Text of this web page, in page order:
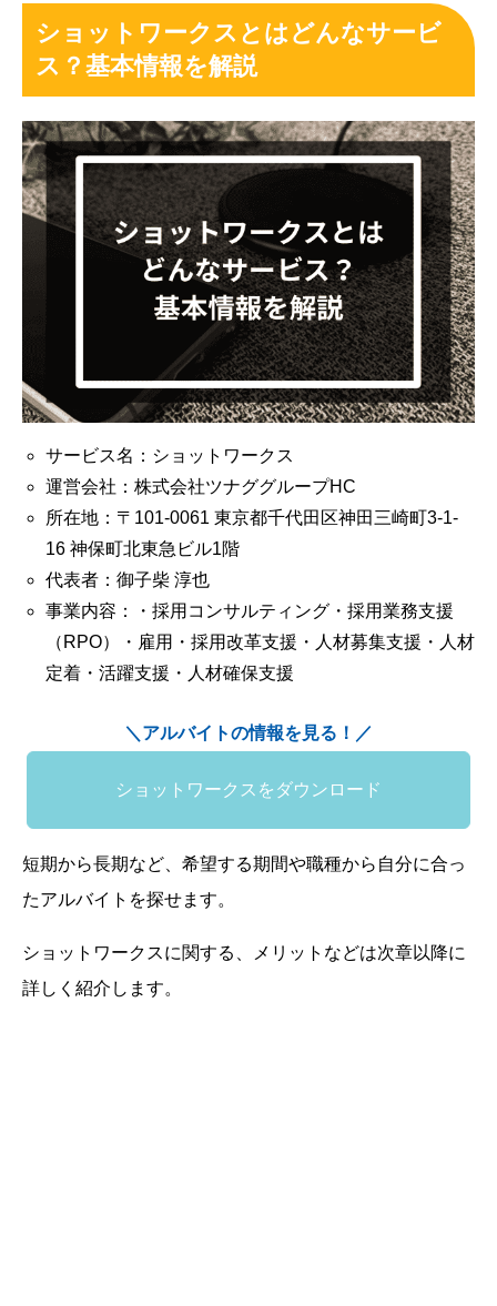
ショットワークスとはどんなサービ
ス？基本情報を解説
サービス名：ショットワークス
運営会社：株式会社ツナググループHC
所在地：〒101-0061 東京都千代田区神田三崎町3-1-
16 神保町北東急ビル1階
代表者：御子柴 淳也
事業内容：・採用コンサルティング・採用業務支援
（RPO）・雇用・採用改革支援・人材募集支援・人材
定着・活躍支援・人材確保支援
＼アルバイトの情報を見る！／
ショットワークスをダウンロード
短期から長期など、希望する期間や職種から自分に合っ
たアルバイトを探せます。
ショットワークスに関する、メリットなどは次章以降に
詳しく紹介します。